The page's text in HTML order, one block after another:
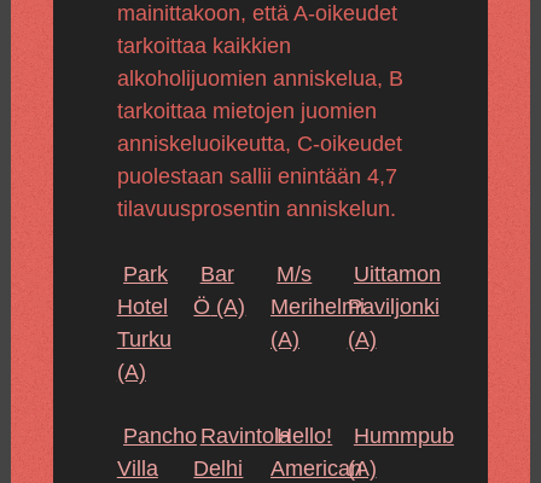
mainittakoon, että A-oikeudet
tarkoittaa kaikkien
alkoholijuomien anniskelua, B
tarkoittaa mietojen juomien
anniskeluoikeutta, C-oikeudet
puolestaan sallii enintään 4,7
tilavuusprosentin anniskelun.
Park
Hotel
Turku
(A)
Bar
Ö (A)
M/s
Merihelmi
(A)
Uittamon
Paviljonki
(A)
Pancho
Villa
Ravintola
Delhi
Hello!
American
Hummpub
(A)